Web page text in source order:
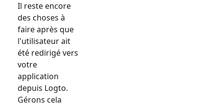
Il reste encore
des choses à
faire après que
l'utilisateur ait
été redirigé vers
votre
application
depuis Logto.
Gérons cela